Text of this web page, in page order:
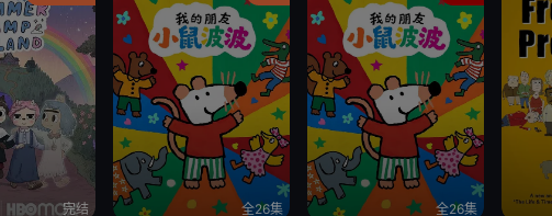
完结 全26集 全26集